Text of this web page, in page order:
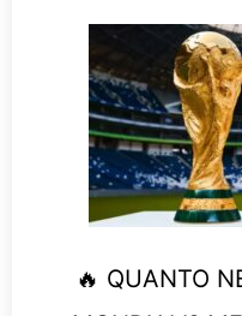
🔥 QUANTO